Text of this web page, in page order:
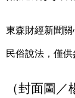
東森財經新聞關
民俗說法，僅供
（封面圖／